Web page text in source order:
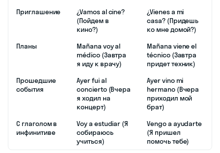
Приглашение
¿Vamos al cine?
(Пойдем в
кино?)
¿Vienes a mi
casa? (Придешь
ко мне домой?)
Планы
Mañana voy al
médico (Завтра
я иду к врачу)
Mañana viene el
técnico (Завтра
придет техник)
Прошедшие
события
Ayer fui al
concierto (Вчера
я ходил на
концерт)
Ayer vino mi
hermano (Вчера
приходил мой
брат)
С глаголом в
инфинитиве
Voy a estudiar (Я
собираюсь
учиться)
Vengo a ayudarte
(Я пришел
помочь тебе)